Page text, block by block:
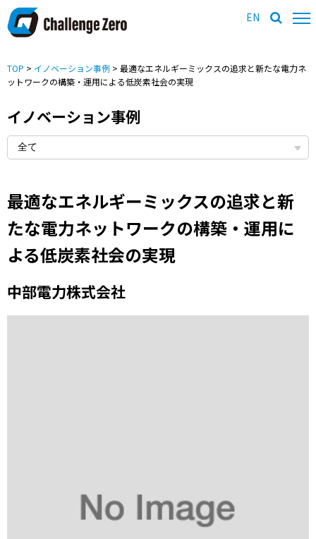
EN
TOP > イノベーション事例 > 最適なエネルギーミックスの追求と新たな電力ネ
ットワークの構築・運用による低炭素社会の実現
イノベーション事例
最適なエネルギーミックスの追求と新
たな電力ネットワークの構築・運用に
よる低炭素社会の実現
中部電力株式会社